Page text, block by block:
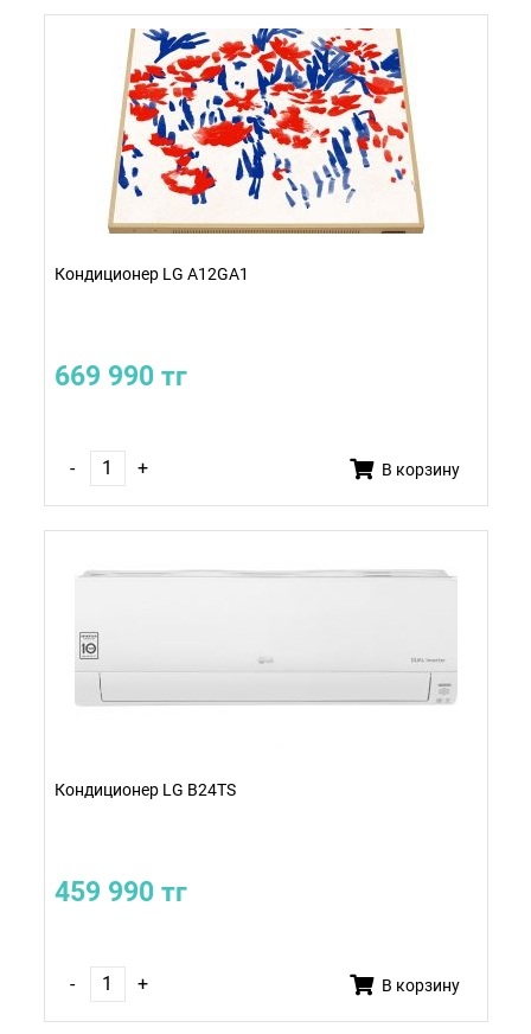
Кондиционер LG A12GA1
669 990 тг
- + В корзину
Кондиционер LG B24TS
459 990 тг
- + В корзину